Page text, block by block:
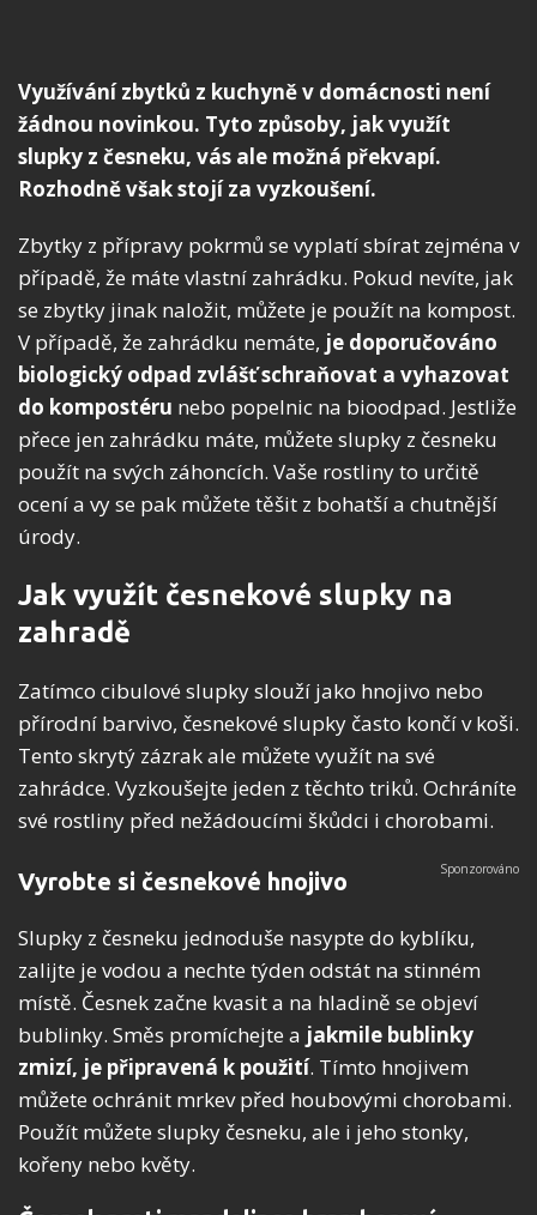
Využívání zbytků z kuchyně v domácnosti není
žádnou novinkou. Tyto způsoby, jak využít
slupky z česneku, vás ale možná překvapí.
Rozhodně však stojí za vyzkoušení.
Zbytky z přípravy pokrmů se vyplatí sbírat zejména v
případě, že máte vlastní zahrádku. Pokud nevíte, jak
se zbytky jinak naložit, můžete je použít na kompost.
V případě, že zahrádku nemáte, je doporučováno
biologický odpad zvlášť schraňovat a vyhazovat
do kompostéru nebo popelnic na bioodpad. Jestliže
přece jen zahrádku máte, můžete slupky z česneku
použít na svých záhoncích. Vaše rostliny to určitě
ocení a vy se pak můžete těšit z bohatší a chutnější
úrody.
Jak využít česnekové slupky na
zahradě
Zatímco cibulové slupky slouží jako hnojivo nebo
přírodní barvivo, česnekové slupky často končí v koši.
Tento skrytý zázrak ale můžete využít na své
zahrádce. Vyzkoušejte jeden z těchto triků. Ochráníte
své rostliny před nežádoucími škůdci i chorobami.
Vyrobte si česnekové hnojivo
Slupky z česneku jednoduše nasypte do kyblíku,
zalijte je vodou a nechte týden odstát na stinném
místě. Česnek začne kvasit a na hladině se objeví
bublinky. Směs promíchejte a jakmile bublinky
zmizí, je připravená k použití. Tímto hnojivem
můžete ochránit mrkev před houbovými chorobami.
Použít můžete slupky česneku, ale i jeho stonky,
kořeny nebo květy.